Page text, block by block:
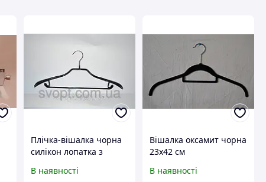
Плічка-вішалка чорна
силікон лопатка з
В наявності
Вішалка оксамит чорна
23x42 см
В наявності